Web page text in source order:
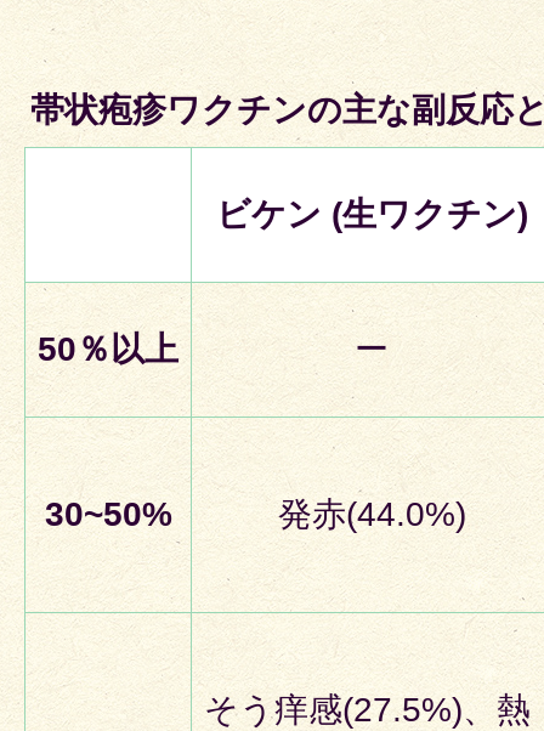
帯状疱疹ワクチンの主な副反応
ビケン (生ワクチン)
50％以上 ー
30~50% 発赤(44.0%)
そう痒感(27.5%)、熱